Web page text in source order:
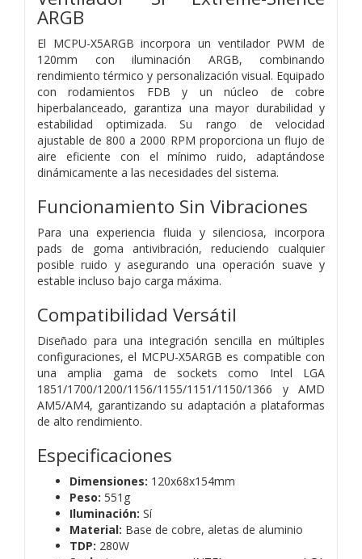
ARGB
El MCPU-X5ARGB incorpora un ventilador PWM de
120mm con iluminación ARGB, combinando
rendimiento térmico y personalización visual. Equipado
con rodamientos FDB y un núcleo de cobre
hiperbalanceado, garantiza una mayor durabilidad y
estabilidad optimizada. Su rango de velocidad
ajustable de 800 a 2000 RPM proporciona un flujo de
aire eficiente con el mínimo ruido, adaptándose
dinámicamente a las necesidades del sistema.
Funcionamiento Sin Vibraciones
Para una experiencia fluida y silenciosa, incorpora
pads de goma antivibración, reduciendo cualquier
posible ruido y asegurando una operación suave y
estable incluso bajo carga máxima.
Compatibilidad Versátil
Diseñado para una integración sencilla en múltiples
configuraciones, el MCPU-X5ARGB es compatible con
una amplia gama de sockets como Intel LGA
1851/1700/1200/1156/1155/1151/1150/1366 y AMD
AM5/AM4, garantizando su adaptación a plataformas
de alto rendimiento.
Especificaciones
Dimensiones: 120x68x154mm
Peso: 551g
Iluminación: Sí
Material: Base de cobre, aletas de aluminio
TDP: 280W